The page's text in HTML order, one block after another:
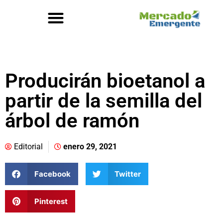
Producirán bioetanol a
partir de la semilla del
árbol de ramón
Editorial enero 29, 2021
Facebook Twitter
Pinterest